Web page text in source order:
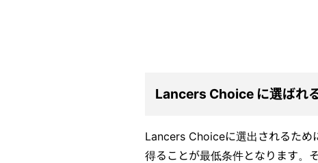
Lancers Choice に選ばれ
Lancers Choiceに選出されるため
得ることが最低条件となります。